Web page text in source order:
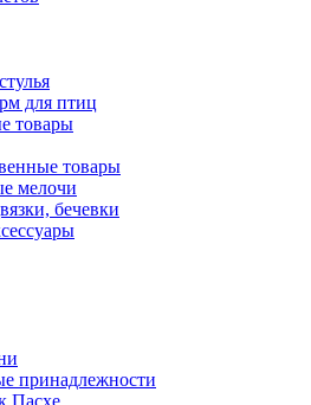
для птиц
товары
товары
мелочи
бечевки
принадлежности
Пасхе